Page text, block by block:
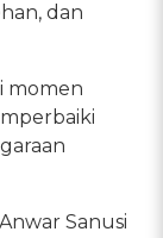
dan
momen
Sanusi